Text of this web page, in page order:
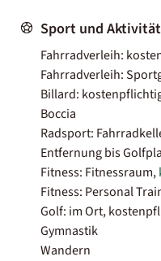
Sport und
Fahrradverleih:
Fahrradverleih:
Billard:
Boccia
Radsport:
Entfernung bis
Fitness: Fitnessraum,
Fitness: Personal
Golf: im Ort,
Gymnastik
Wandern